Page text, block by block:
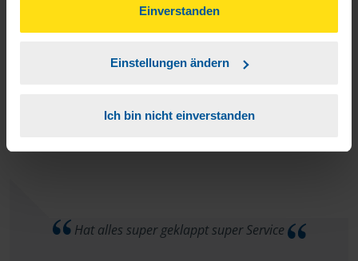
können Sie der Verwendung von Cookies, gemäß
unserer
Einverstanden
Einstellungen ändern
Ich bin nicht einverstanden
Whats App erreichbar,schnelle Beratung,schnelle
aufgehoben und würden die Beratungsstelle immer wieder
Hat alles super geklappt super Service